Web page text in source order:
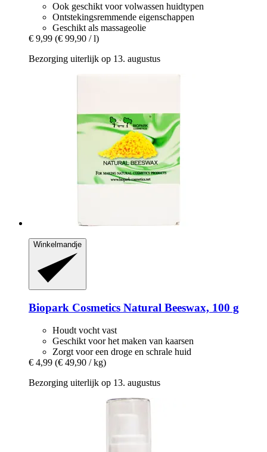
Ook geschikt voor volwassen huidtypen
Ontstekingsremmende eigenschappen
Geschikt als massageolie
€ 9,99 (€ 99,90 / l)
Bezorging uiterlijk op 13. augustus
Winkelmandje
Biopark Cosmetics Natural Beeswax, 100 g
Houdt vocht vast
Geschikt voor het maken van kaarsen
Zorgt voor een droge en schrale huid
€ 4,99 (€ 49,90 / kg)
Bezorging uiterlijk op 13. augustus